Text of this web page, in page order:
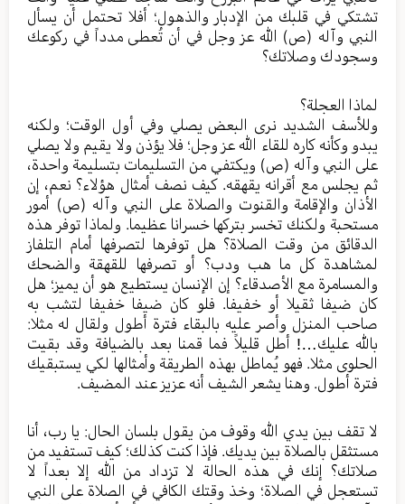
تشتكي في قلبك من الإدبار والذهول؛ أفلا تحتمل أن يسأل
النبي وآله (ص) الله عز وجل في أن تُعطى مدداً في ركوعك
وسجودك وصلاتك؟
لماذا العجلة؟
وللأسف الشديد نرى البعض يصلي وفي أول الوقت؛ ولكنه
يبدو وكأنه كاره للقاء الله عز وجل؛ فلا يؤذن ولا يقيم ولا يصلي
على النبي وآله (ص) ويكتفي من التسليمات بتسليمة واحدة،
ثم يجلس مع أقرانه يقهقه. كيف نصف أمثال هؤلاء؟ نعم، إن
الأذان والإقامة والقنوت والصلاة على النبي وآله (ص) أمور
مستحبة ولكنك تخسر بتركها خسرانا عظيما. ولماذا توفر هذه
الدقائق من وقت الصلاة؟ هل توفرها لتصرفها أمام التلفاز
لمشاهدة كل ما هب ودب؟ أو تصرفها للقهقة والضحك
والمسامرة مع الأصدقاء؟ إن الإنسان يستطيع هو أن يميز؛ هل
كان ضيفا ثقيلا أو خفيفا. فلو كان ضيفا خفيفا لتشب به
صاحب المنزل وأصر عليه بالبقاء فترة أطول ولقال له مثلا:
بالله عليك…! أطل قليلاً فما قمنا بعد بالضيافة وقد بقيت
الحلوى مثلا. فهو يُماطل بهذه الطريقة وأمثالها لكي يستبقيك
فترة أطول. وهنا يشعر الشيف أنه عزيز عند المضيف.
لا تقف بين يدي الله وقوف من يقول بلسان الحال: يا رب، أنا
مستثقل بالصلاة بين يديك. فإذا كنت كذلك؛ كيف تستفيد من
صلاتك؟ إنك في هذه الحالة لا تزداد من الله إلا بعداً لا
تستعجل في الصلاة؛ وخذ وقتك الكافي في الصلاة على النبي